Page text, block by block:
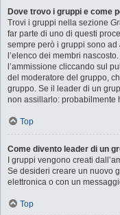
Dove trovo i gruppi e come
Trovi i gruppi nella sezione
far parte di uno di questi
sempre però i gruppi sono ad
l’elenco dei membri
l’ammissione cliccando sul
del moderatore del gruppo,
gruppo. Se il leader di un
non assillarlo: probabilmente
Top
Come divento leader di un
I gruppi vengono creati
Se desideri creare un nuovo
elettronica o con un
Top